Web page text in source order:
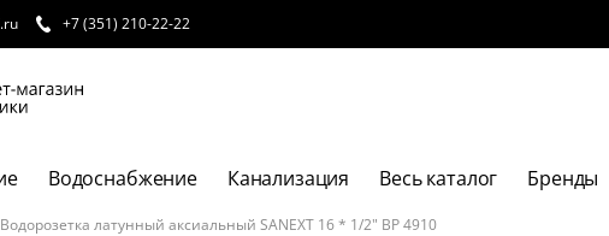
+7 (351) 210-22-22
Водоснабжение Канализация Весь каталог Бренды
Водорозетка латунный аксиальный SANEXT 16 * 1/2" ВР 4910